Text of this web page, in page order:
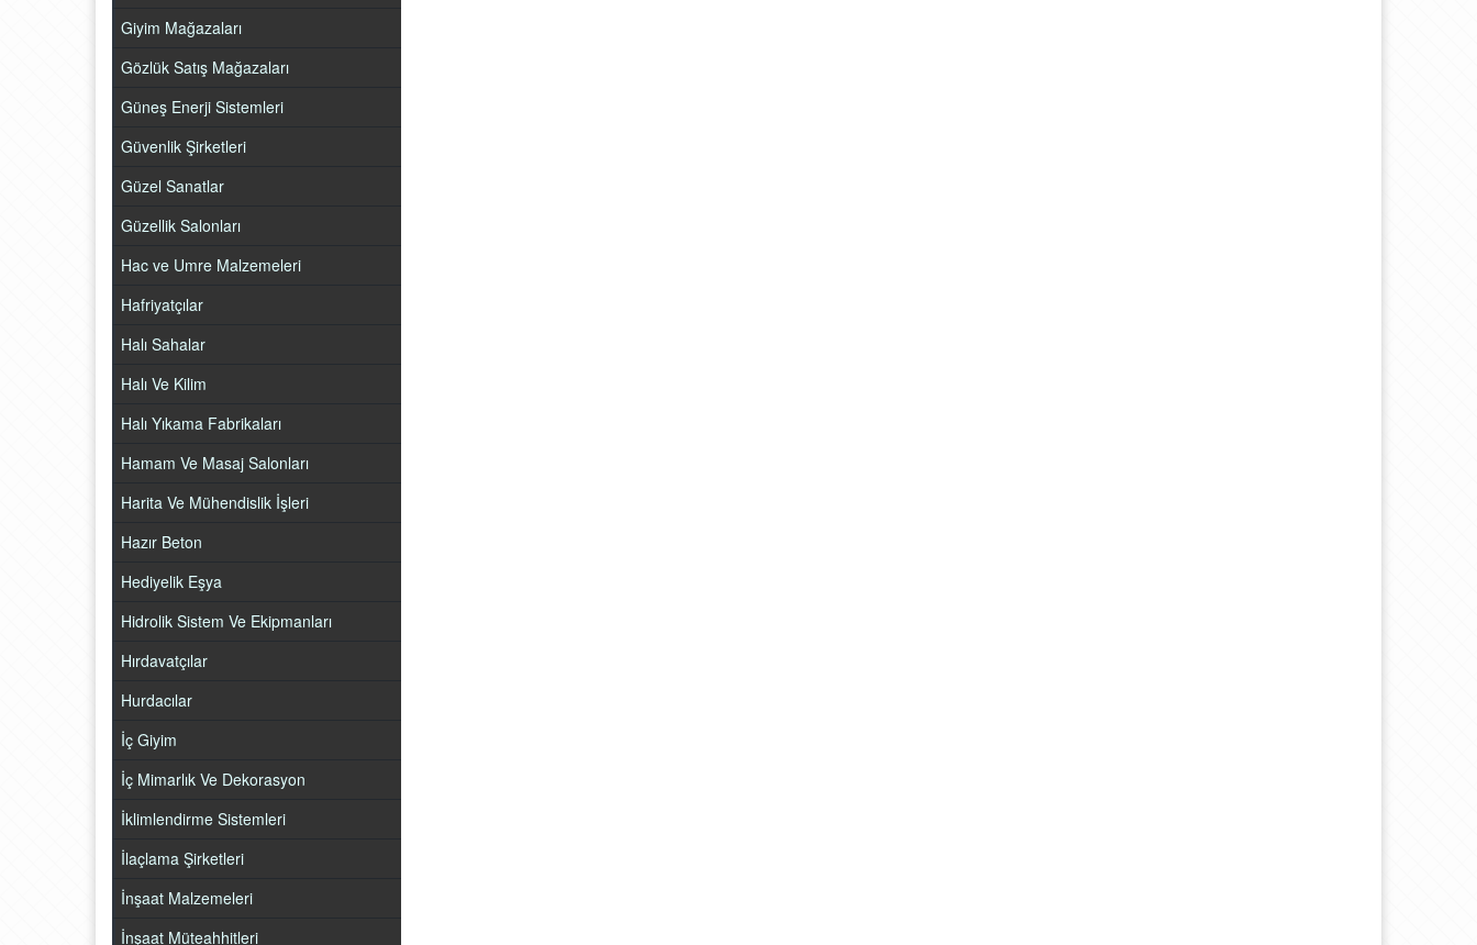
Giyim Mağazaları
Gözlük Satış Mağazaları
Güneş Enerji Sistemleri
Güvenlik Şirketleri
Güzel Sanatlar
Güzellik Salonları
Hac ve Umre Malzemeleri
Hafriyatçılar
Halı Sahalar
Halı Ve Kilim
Halı Yıkama Fabrikaları
Hamam Ve Masaj Salonları
Harita Ve Mühendislik İşleri
Hazır Beton
Hediyelik Eşya
Hidrolik Sistem Ve Ekipmanları
Hırdavatçılar
Hurdacılar
İç Giyim
İç Mimarlık Ve Dekorasyon
İklimlendirme Sistemleri
İlaçlama Şirketleri
İnşaat Malzemeleri
İnşaat Müteahhitleri